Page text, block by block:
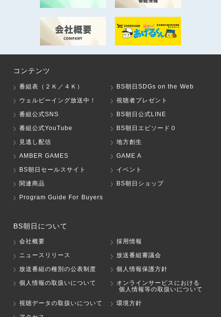
コンテンツ
番組表（２Ｋ／４Ｋ）
BS朝日SDGs on the Web
ウェルビーイング放送中！
視聴者プレゼント
番組公式SNS
BS朝日公式LINE
番組公式YouTube
BS朝日エピソード０
見逃し配信
地方創生
AMBER GAMES
GAME A
BS朝日セールスサイト
イベント
関連商品
BS朝日ショップ
Program Guide For Buyers
BS朝日について
会社概要
採用情報
ニュースリリース
放送番組審議会
放送番組の種別の公表制度
個人情報保護方針
個人情報の取扱いについて
オンラインサービスにおける
個人情報等の取扱いについて
視聴データの取扱いについて
環境方針